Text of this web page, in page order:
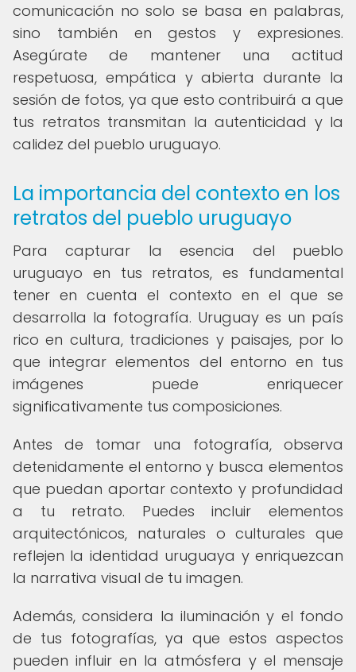
comunicación no solo se basa en palabras,
sino también en gestos y expresiones.
Asegúrate de mantener una actitud
respetuosa, empática y abierta durante la
sesión de fotos, ya que esto contribuirá a que
tus retratos transmitan la autenticidad y la
calidez del pueblo uruguayo.
La importancia del contexto en los
retratos del pueblo uruguayo
Para capturar la esencia del pueblo
uruguayo en tus retratos, es fundamental
tener en cuenta el contexto en el que se
desarrolla la fotografía. Uruguay es un país
rico en cultura, tradiciones y paisajes, por lo
que integrar elementos del entorno en tus
imágenes puede enriquecer
significativamente tus composiciones.
Antes de tomar una fotografía, observa
detenidamente el entorno y busca elementos
que puedan aportar contexto y profundidad
a tu retrato. Puedes incluir elementos
arquitectónicos, naturales o culturales que
reflejen la identidad uruguaya y enriquezcan
la narrativa visual de tu imagen.
Además, considera la iluminación y el fondo
de tus fotografías, ya que estos aspectos
pueden influir en la atmósfera y el mensaje